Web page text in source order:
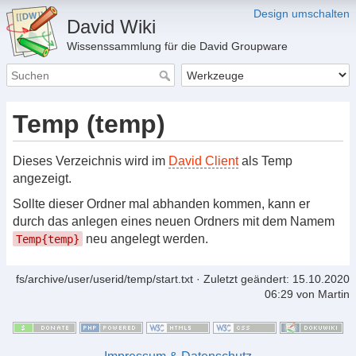
Design umschalten
David Wiki
Wissenssammlung für die David Groupware
Temp (temp)
Dieses Verzeichnis wird im David Clientals Temp
angezeigt.
Sollte dieser Ordner mal abhanden kommen, kann er
durch das anlegen eines neuen Ordners mit dem Namem
Temp{temp} neu angelegt werden.
fs/archive/user/userid/temp/start.txt · Zuletzt geändert: 15.10.2020
06:29 von Martin